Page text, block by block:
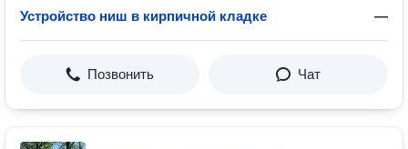
Устройство ниш в кирпичной кладке —
Позвонить Чат